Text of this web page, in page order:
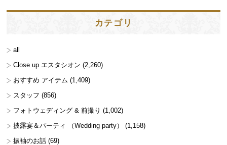
カテゴリ
all
Close up エスタシオン (2,260)
おすすめ アイテム (1,409)
スタッフ (856)
フォトウェディング & 前撮り (1,002)
披露宴＆パーティ （Wedding party）
(1,158)
振袖のお話 (69)